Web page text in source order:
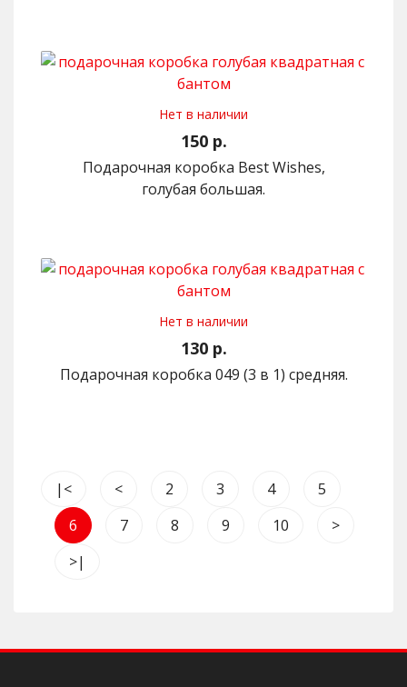
Нет в наличии
150 р.
Подарочная коробка Best Wishes,
голубая большая.
Нет в наличии
130 р.
Подарочная коробка 049 (3 в 1) средняя.
|< < 2 3 4
5
6
7 8 9 10
>
>|